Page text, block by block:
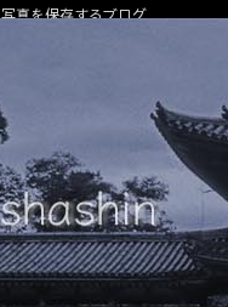
真を保存するブログ